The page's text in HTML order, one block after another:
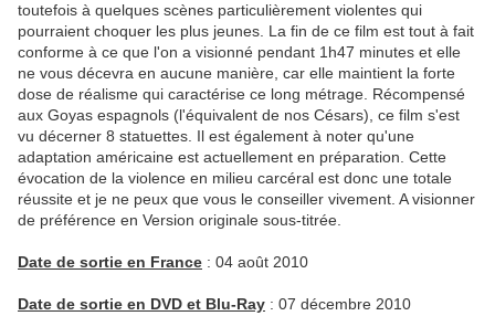
toutefois à quelques scènes particulièrement violentes qui
pourraient choquer les plus jeunes. La fin de ce film est tout à fait
conforme à ce que l'on a visionné pendant 1h47 minutes et elle
ne vous décevra en aucune manière, car elle maintient la forte
dose de réalisme qui caractérise ce long métrage. Récompensé
aux Goyas espagnols (l'équivalent de nos Césars), ce film s'est
vu décerner 8 statuettes. Il est également à noter qu'une
adaptation américaine est actuellement en préparation. Cette
évocation de la violence en milieu carcéral est donc une totale
réussite et je ne peux que vous le conseiller vivement. A visionner
de préférence en Version originale sous-titrée.
Date de sortie en France : 04 août 2010
Date de sortie en DVD et Blu-Ray : 07 décembre 2010